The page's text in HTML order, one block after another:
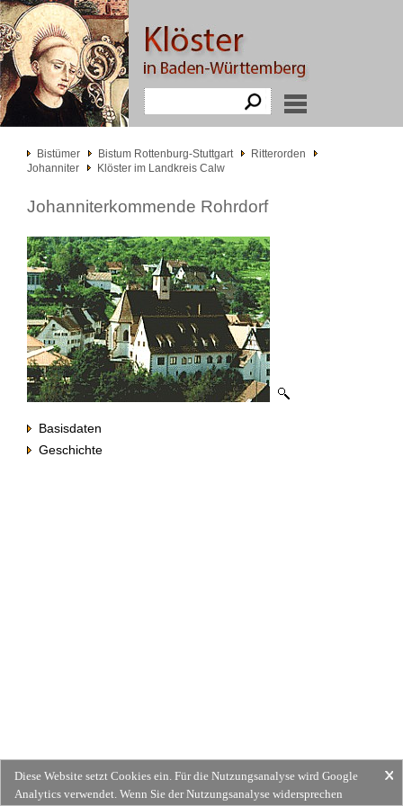
Bistümer Bistum Rottenburg-Stuttgart
Ritterorden
Johanniter
Klöster im Landkreis Calw
Johanniterkommende Rohrdorf
Basisdaten
Geschichte
Diese Website setzt Cookies ein. Für die Nutzungsanalyse wird Google
Analytics verwendet. Wenn Sie der Nutzungsanalyse widersprechen